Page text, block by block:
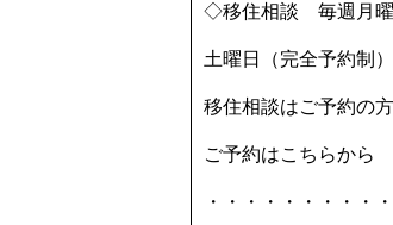
◇移住相談 毎週月曜
土曜日（完全予約制）
移住相談はご予約の
ご予約はこちらから
・・・・・・・・・